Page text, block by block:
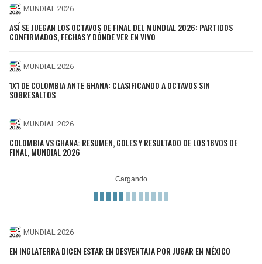
MUNDIAL 2026
ASÍ SE JUEGAN LOS OCTAVOS DE FINAL DEL MUNDIAL 2026: PARTIDOS
CONFIRMADOS, FECHAS Y DÓNDE VER EN VIVO
MUNDIAL 2026
1X1 DE COLOMBIA ANTE GHANA: CLASIFICANDO A OCTAVOS SIN
SOBRESALTOS
MUNDIAL 2026
COLOMBIA VS GHANA: RESUMEN, GOLES Y RESULTADO DE LOS 16VOS DE
FINAL, MUNDIAL 2026
MUNDIAL 2026
EN INGLATERRA DICEN ESTAR EN DESVENTAJA POR JUGAR EN MÉXICO